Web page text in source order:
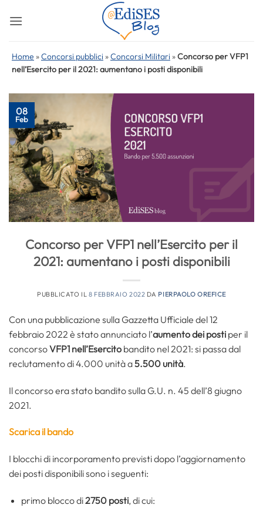
Home »Concorsi pubblici »Concorsi Militari »Concorso per VFP1
nell’Esercito per il 2021: aumentano i posti disponibili
08
Feb
Concorso per VFP1 nell’Esercito per il
2021: aumentano i posti disponibili
PUBBLICATO IL 8 FEBBRAIO 2022 DA PIERPAOLO OREFICE
Con una pubblicazione sulla Gazzetta Ufficiale del 12
febbraio 2022 è stato annunciato l’aumento dei posti per il
concorsoVFP1 nell’Esercito bandito nel 2021: si passa dal
reclutamento di 4.000 unità a5.500 unità.
Il concorso era stato bandito sulla G.U. n. 45 dell’8 giugno
2021.
Scarica il bando
I blocchi di incorporamento previsti dopo l’aggiornamento
dei posti disponibili sono i seguenti:
primo blocco di2750 posti, di cui: